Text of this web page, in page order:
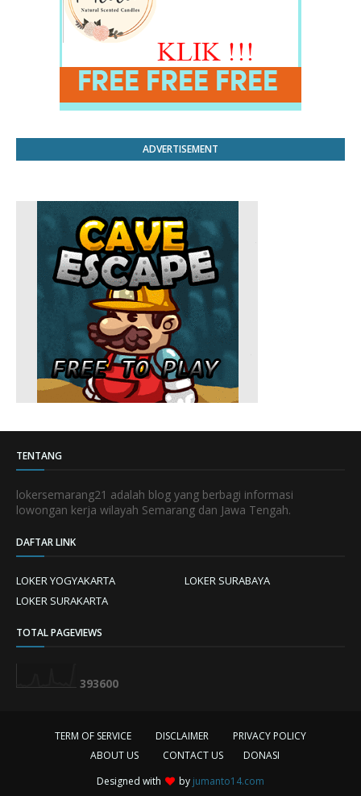
ADVERTISEMENT
TENTANG
lokersemarang21 adalah blog yang berbagi informasi
lowongan kerja wilayah Semarang dan Jawa Tengah.
DAFTAR LINK
LOKER YOGYAKARTA
LOKER SURABAYA
LOKER SURAKARTA
TOTAL PAGEVIEWS
393600
TERM OF SERVICE DISCLAIMER
PRIVACY POLICY
ABOUT US
CONTACT US
DONASI
Designed with
by jumanto14.com